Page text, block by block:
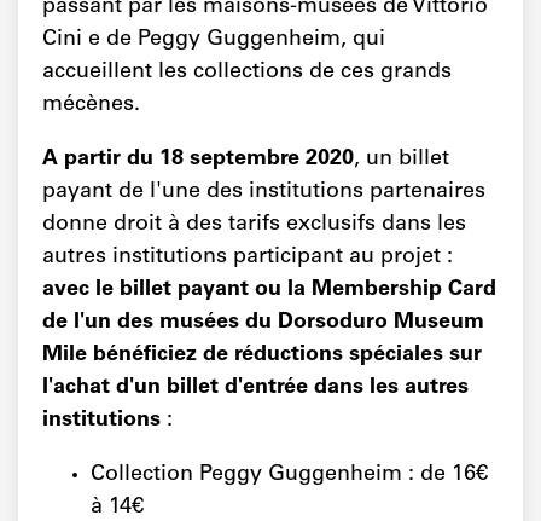
passant par les maisons-musées de Vittorio
Cini e de Peggy Guggenheim, qui
accueillent les collections de ces grands
mécènes.
A partir du 18 septembre 2020, un billet
payant de l'une des institutions partenaires
donne droit à des tarifs exclusifs dans les
autres institutions participant au projet :
avec le billet payant ou la Membership Card
de l'un des musées du Dorsoduro Museum
Mile bénéficiez de réductions spéciales sur
l'achat d'un billet d'entrée dans les autres
institutions :
Collection Peggy Guggenheim : de 16€
à 14€